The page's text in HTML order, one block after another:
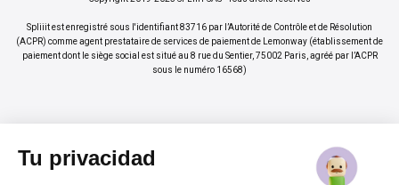
Tu privacidad
Spliiit est enregistré sous l'identifiant 83716 par l’Autorité de Contrôle et de Résolution
(ACPR) comme agent prestataire de services de paiement de Lemonway (établissement de
paiement dont le siège social est situé au 8 rue du Sentier, 75002 Paris, agréé par l’ACPR
sous le numéro 16568)